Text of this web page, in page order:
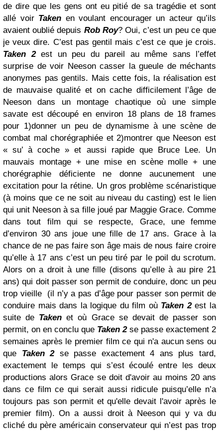
de dire que les gens ont eu pitié de sa tragédie et sont
allé voir Taken en voulant encourager un acteur qu’ils
avaient oublié depuis Rob Roy? Oui, c’est un peu ce que
je veux dire. C’est pas gentil mais c’est ce que je crois.
Taken 2est un peu du pareil au même sans l’effet
surprise de voir Neeson casser la gueule de méchants
anonymes pas gentils. Mais cette fois, la réalisation est
de mauvaise qualité et on cache difficilement l’âge de
Neeson dans un montage chaotique où une simple
savate est découpé en environ 18 plans de 18 frames
pour 1)donner un peu de dynamisme à une scène de
combat mal chorégraphiée et 2)montrer que Neeson est
« su’ à coche » et aussi rapide que Bruce Lee. Un
mauvais montage + une mise en scène molle + une
chorégraphie déficiente ne donne aucunement une
excitation pour la rétine. Un gros problème scénaristique
(à moins que ce ne soit au niveau du casting) est le lien
qui unit Neeson à sa fille joué par Maggie Grace. Comme
dans tout film qui se respecte, Grace, une femme
d’environ 30 ans joue une fille de 17 ans. Grace à la
chance de ne pas faire son âge mais de nous faire croire
qu’elle à 17 ans c’est un peu tiré par le poil du scrotum.
Alors on a droit à une fille (disons qu’elle à au pire 21
ans) qui doit passer son permit de conduire, donc un peu
trop vieille
(il n’y a pas d’âge pour passer son permit de
conduire mais dans la logique du film où Taken 2est la
suite de Taken et où Grace se devait de passer son
permit, on en conclu que Taken 2se passe exactement 2
semaines après le premier film ce qui n'a aucun sens ou
que Taken 2se passe exactement 4 ans plus tard,
exactement le temps qui s’est écoulé entre les deux
productions alors Grace se doit d'avoir au moins 20 ans
dans ce film ce qui serait aussi ridicule puisqu’elle n’a
toujours pas son permit et qu'elle devait l'avoir après le
premier film). On a aussi droit à Neeson qui y va du
cliché du père américain conservateur qui n’est pas trop